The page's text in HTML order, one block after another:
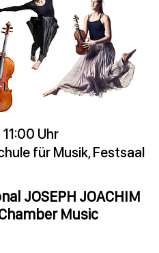
Uhr
für Musik, Festsaal
JOSEPH JOACHIM
Music